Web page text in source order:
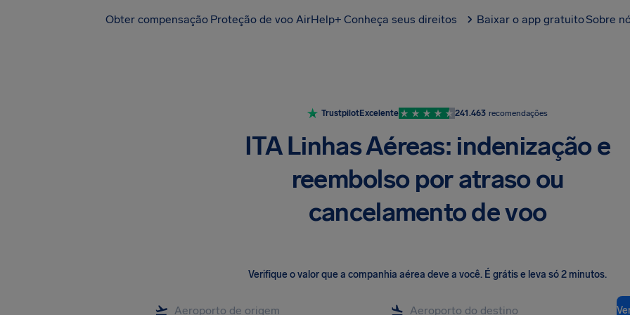
Obter compensação Proteção de voo AirHelp+ Conheça seus direitos Baixar o app gratuitoSobre
TrustpilotExcelente 241.463 recomendações
ITA Linhas Aéreas: indenização e
reembolso por atraso ou
cancelamento de voo
Verifique o valor que a companhia aérea deve a você. É grátis e leva só 2 minutos.